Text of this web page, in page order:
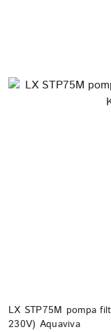
LX STP75M pompa
230V) Aquaviva